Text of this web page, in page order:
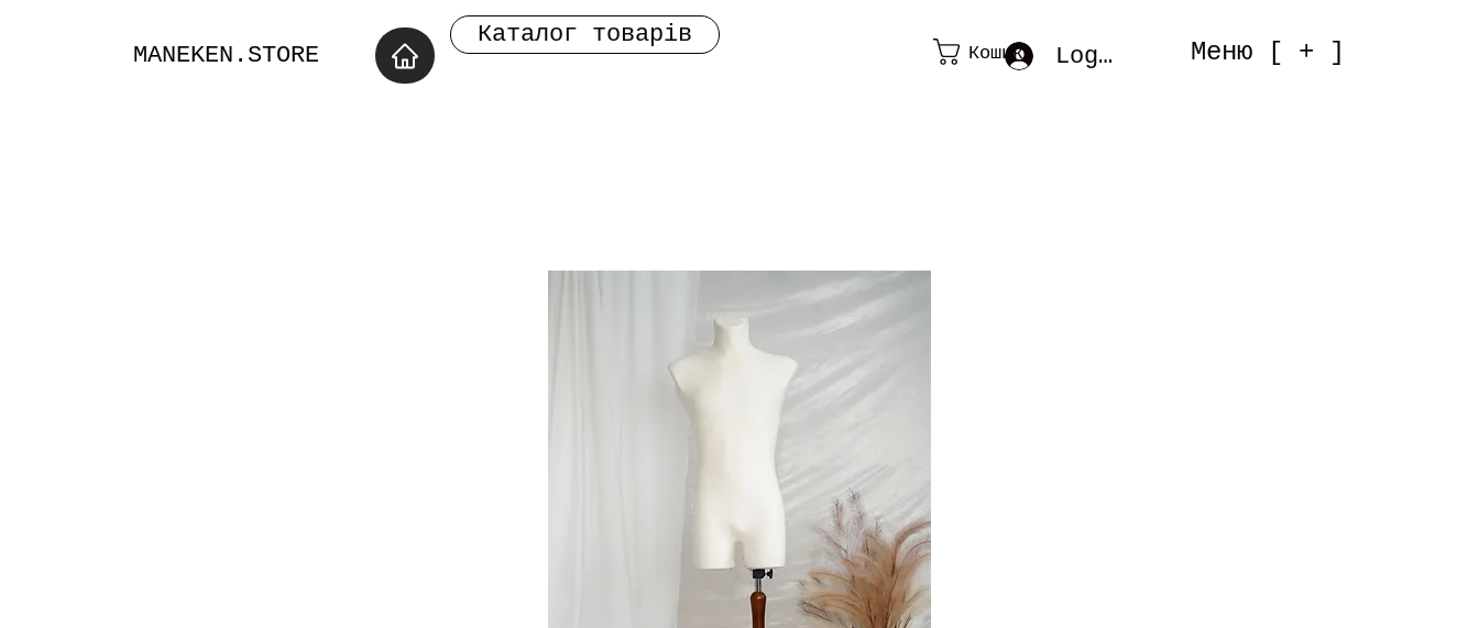
MANEKEN.STORE
Каталог товарів
Кошик Log In Меню [ + ]